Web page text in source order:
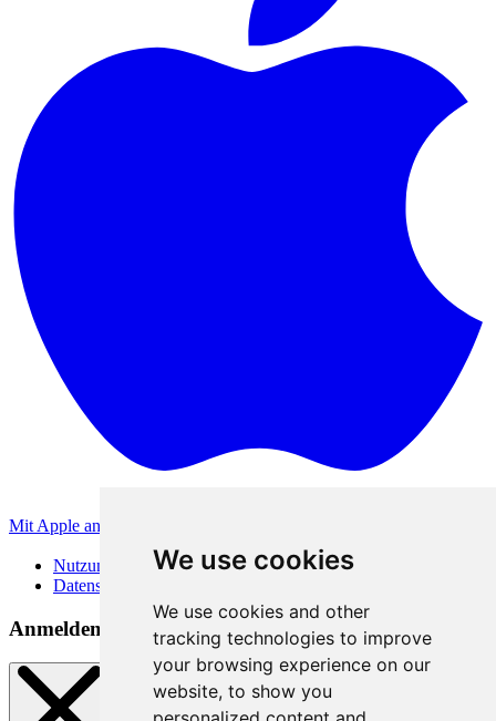
We use cookies
We use cookies and other
tracking technologies to improve
your browsing experience on our
website, to show you
Mit Apple anmelden
Nutzungsbedingungen
Datenschutzerklärung
Anmeldemethoden